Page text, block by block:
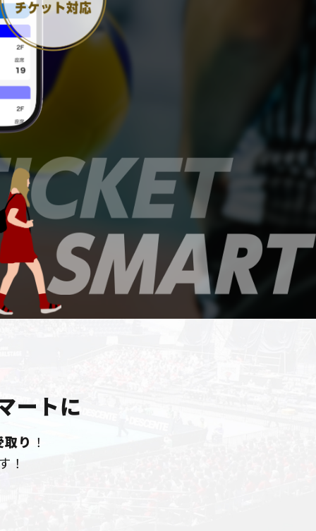
ートに
り ！
！